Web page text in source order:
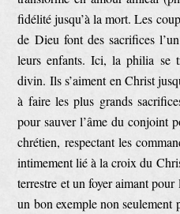
fidélité jusqu’à la mort. Les
de Dieu font des sacrifices
leurs enfants. Ici, la philia se
divin. Ils s’aiment en Christ
à faire les plus grands
pour sauver l’âme du conjoint
chrétien, respectant les
intimement lié à la croix du
terrestre et un foyer aimant
un bon exemple non seulement